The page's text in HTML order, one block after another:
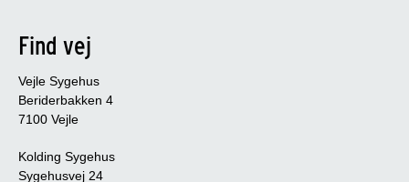
Find vej
Vejle Sygehus
Beriderbakken 4
7100 Vejle
Kolding Sygehus
Sygehusvej 24